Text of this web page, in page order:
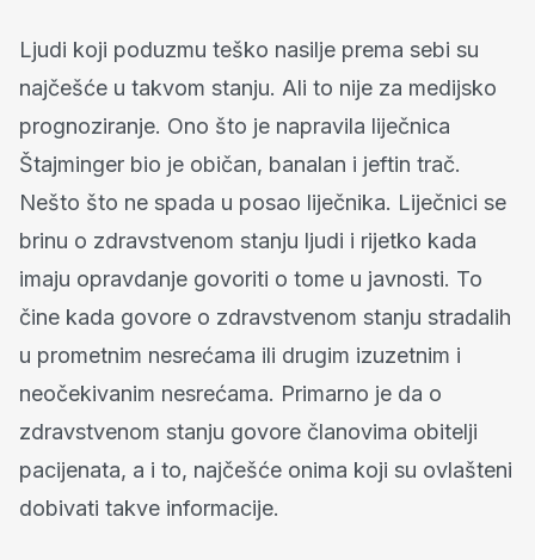
Ljudi koji poduzmu teško nasilje prema sebi su
najčešće u takvom stanju. Ali to nije za medijsko
prognoziranje. Ono što je napravila liječnica
Štajminger bio je običan, banalan i jeftin trač.
Nešto što ne spada u posao liječnika. Liječnici se
brinu o zdravstvenom stanju ljudi i rijetko kada
imaju opravdanje govoriti o tome u javnosti. To
čine kada govore o zdravstvenom stanju stradalih
u prometnim nesrećama ili drugim izuzetnim i
neočekivanim nesrećama. Primarno je da o
zdravstvenom stanju govore članovima obitelji
pacijenata, a i to, najčešće onima koji su ovlašteni
dobivati takve informacije.